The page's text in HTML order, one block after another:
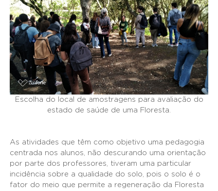
Escolha do local de amostragens para avaliação do
estado de saúde de uma Floresta.
As atividades que têm como objetivo uma pedagogia
centrada nos alunos, não descurando uma orientação
por parte dos professores, tiveram uma particular
incidência sobre a qualidade do solo, pois o solo é o
fator do meio que permite a regeneração da Floresta